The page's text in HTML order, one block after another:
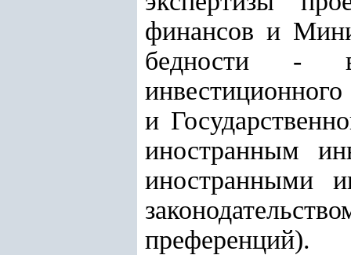
финансов и
бедности - в
и
иностранным
иностранными
преференций).